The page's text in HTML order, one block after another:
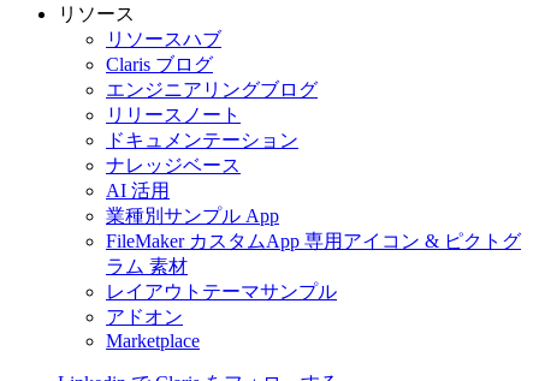
リソース
リソースハブ
Claris ブログ
エンジニアリングブログ
リリースノート
ドキュメンテーション
ナレッジベース
AI 活用
業種別サンプル App
FileMaker カスタムApp 専用アイコン & ピクトグ
ラム 素材
レイアウトテーマサンプル
アドオン
Marketplace